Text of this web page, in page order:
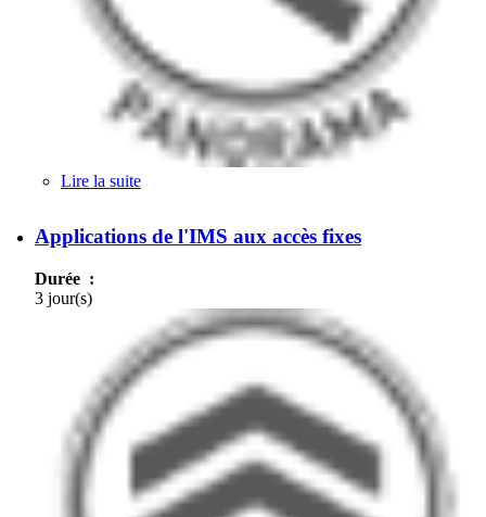
Lire la suite
Applications de l'IMS aux accès fixes
Durée :
3 jour(s)